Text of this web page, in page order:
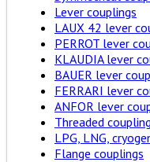
Lever couplings
LAUX 42 lever
PERROT lever
KLAUDIA lever
BAUER lever
FERRARI lever
ANFOR lever
Threaded
LPG, LNG,
Flange couplings